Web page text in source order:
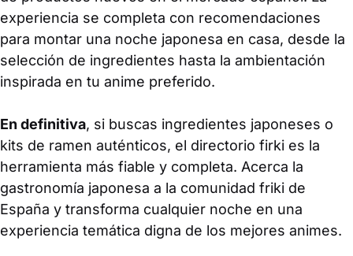
experiencia se completa con recomendaciones
para montar una noche japonesa en casa, desde la
selección de ingredientes hasta la ambientación
inspirada en tu anime preferido.
En definitiva, si buscas ingredientes japoneses o
kits de ramen auténticos, el directorio firki es la
herramienta más fiable y completa. Acerca la
gastronomía japonesa a la comunidad friki de
España y transforma cualquier noche en una
experiencia temática digna de los mejores animes.